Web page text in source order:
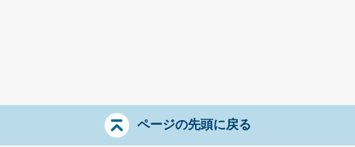
ページの先頭に戻る